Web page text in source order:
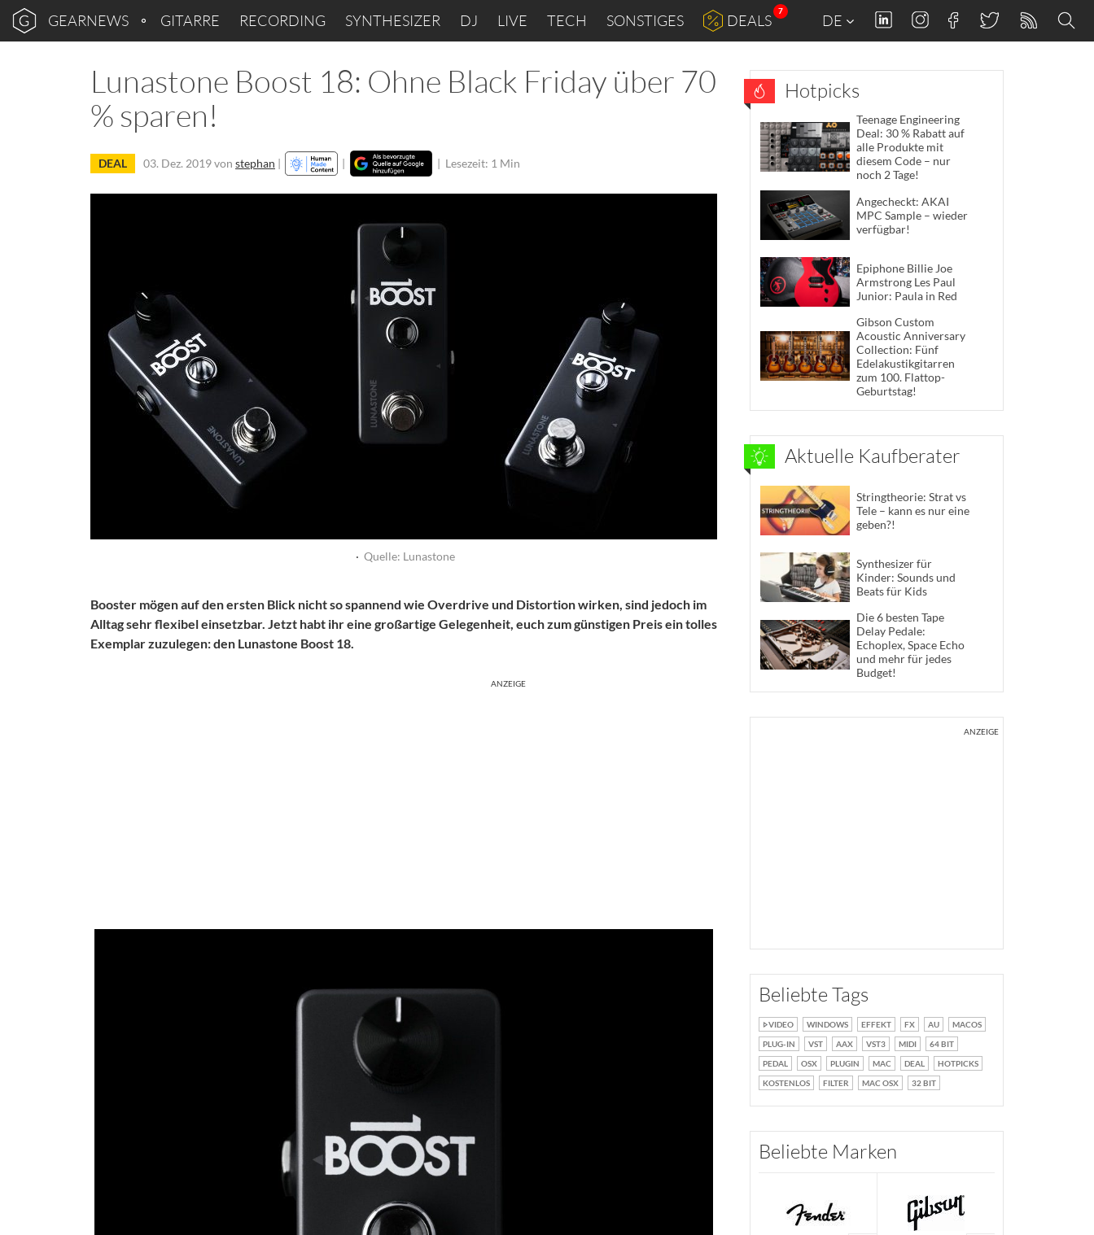
GEARNEWS GITARRE RECORDING SYNTHESIZER DJ LIVE TECH SONSTIGES DEALS
7
DE
Lunastone Boost 18: Ohne Black Friday über 70
% sparen!
DEAL 03. Dez. 2019von stephan | | | Lesezeit: 1 Min
· Quelle: Lunastone
Booster mögen auf den ersten Blick nicht so spannend wie Overdrive und Distortion wirken, sind jedoch im
Alltag sehr flexibel einsetzbar. Jetzt habt ihr eine großartige Gelegenheit, euch zum günstigen Preis ein tolles
Exemplar zuzulegen: den Lunastone Boost 18.
ANZEIGE
Hotpicks
Teenage Engineering
Deal: 30 % Rabatt auf
alle Produkte mit
diesem Code – nur
noch 2 Tage!
Angecheckt: AKAI
MPC Sample – wieder
verfügbar!
Epiphone Billie Joe
Armstrong Les Paul
Junior: Paula in Red
Gibson Custom
Acoustic Anniversary
Collection: Fünf
Edelakustikgitarren
zum 100. Flattop-
Geburtstag!
Aktuelle Kaufberater
Stringtheorie: Strat vs
Tele – kann es nur eine
geben?!
Synthesizer für
Kinder: Sounds und
Beats für Kids
Die 6 besten Tape
Delay Pedale:
Echoplex, Space Echo
und mehr für jedes
Budget!
ANZEIGE
Beliebte Tags
VIDEO WINDOWS EFFEKT FX AU
MACOS
PLUG-IN
VST AAX VST3 MIDI
64 BIT
PEDAL
OSX PLUGIN MAC DEAL
HOTPICKS
KOSTENLOS
FILTER MAC OSX 32 BIT
Beliebte Marken